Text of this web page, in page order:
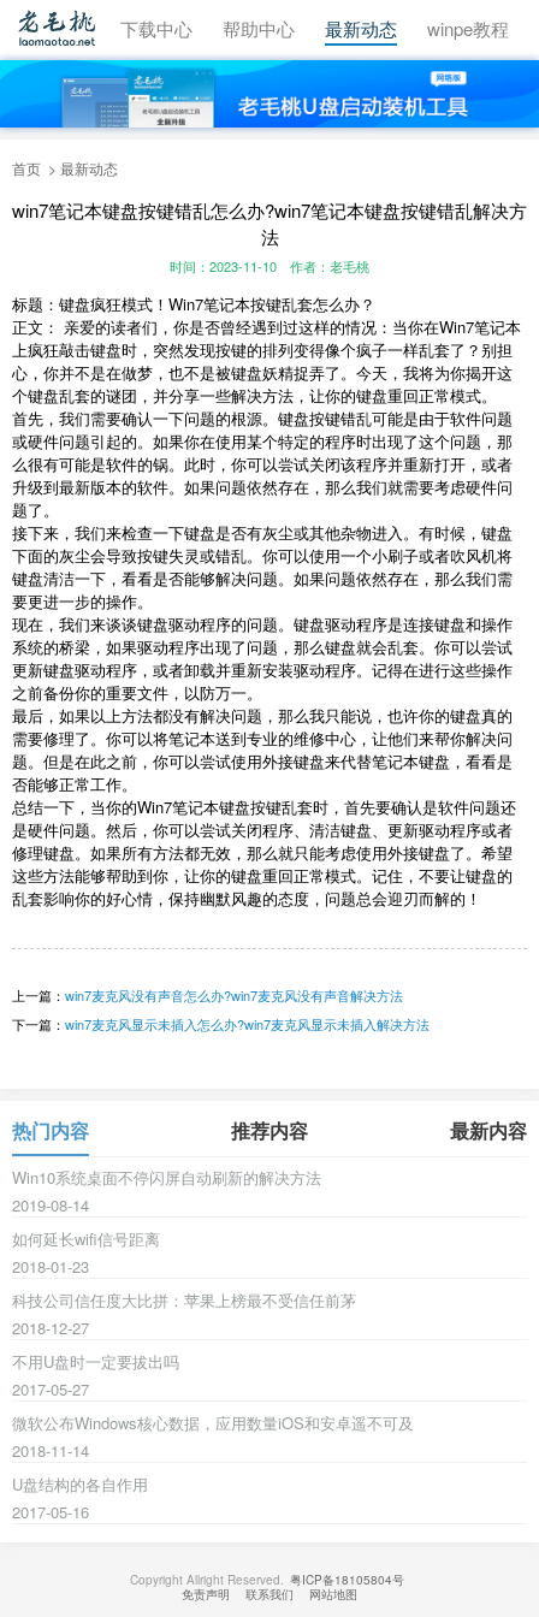
视频教程 下载中心 帮助中心 最新动态 winpe教程
首页 最新动态
win7笔记本键盘按键错乱怎么办?win7笔记本键盘按键错乱解决方
法
时间：2023-11-10 作者：老毛桃
标题：键盘疯狂模式！Win7笔记本按键乱套怎么办？
正文： 亲爱的读者们，你是否曾经遇到过这样的情况：当你在Win7笔记本
上疯狂敲击键盘时，突然发现按键的排列变得像个疯子一样乱套了？别担
心，你并不是在做梦，也不是被键盘妖精捉弄了。今天，我将为你揭开这
个键盘乱套的谜团，并分享一些解决方法，让你的键盘重回正常模式。
首先，我们需要确认一下问题的根源。键盘按键错乱可能是由于软件问题
或硬件问题引起的。如果你在使用某个特定的程序时出现了这个问题，那
么很有可能是软件的锅。此时，你可以尝试关闭该程序并重新打开，或者
升级到最新版本的软件。如果问题依然存在，那么我们就需要考虑硬件问
题了。
接下来，我们来检查一下键盘是否有灰尘或其他杂物进入。有时候，键盘
下面的灰尘会导致按键失灵或错乱。你可以使用一个小刷子或者吹风机将
键盘清洁一下，看看是否能够解决问题。如果问题依然存在，那么我们需
要更进一步的操作。
现在，我们来谈谈键盘驱动程序的问题。键盘驱动程序是连接键盘和操作
系统的桥梁，如果驱动程序出现了问题，那么键盘就会乱套。你可以尝试
更新键盘驱动程序，或者卸载并重新安装驱动程序。记得在进行这些操作
之前备份你的重要文件，以防万一。
最后，如果以上方法都没有解决问题，那么我只能说，也许你的键盘真的
需要修理了。你可以将笔记本送到专业的维修中心，让他们来帮你解决问
题。但是在此之前，你可以尝试使用外接键盘来代替笔记本键盘，看看是
否能够正常工作。
总结一下，当你的Win7笔记本键盘按键乱套时，首先要确认是软件问题还
是硬件问题。然后，你可以尝试关闭程序、清洁键盘、更新驱动程序或者
修理键盘。如果所有方法都无效，那么就只能考虑使用外接键盘了。希望
这些方法能够帮助到你，让你的键盘重回正常模式。记住，不要让键盘的
乱套影响你的好心情，保持幽默风趣的态度，问题总会迎刃而解的！
上一篇： win7麦克风没有声音怎么办?win7麦克风没有声音解决方法
下一篇： win7麦克风显示未插入怎么办?win7麦克风显示未插入解决方法
热门内容 推荐内容 最新内容
Win10系统桌面不停闪屏自动刷新的解决方法
2019-08-14
如何延长wifi信号距离
2018-01-23
科技公司信任度大比拼：苹果上榜最不受信任前茅
2018-12-27
不用U盘时一定要拔出吗
2017-05-27
微软公布Windows核心数据，应用数量iOS和安卓遥不可及
2018-11-14
U盘结构的各自作用
2017-05-16
Copyright Allright Reserved. 粤ICP备18105804号
免责声明
联系我们 网站地图